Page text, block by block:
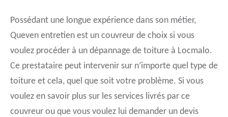
Possédant une longue expérience dans son métier,
Queven entretien est un couvreur de choix si vous
voulez procéder à un dépannage de toiture à Locmalo.
Ce prestataire peut intervenir sur n’importe quel type de
toiture et cela, quel que soit votre problème. Si vous
voulez en savoir plus sur les services livrés par ce
couvreur ou que vous voulez lui demander un devis